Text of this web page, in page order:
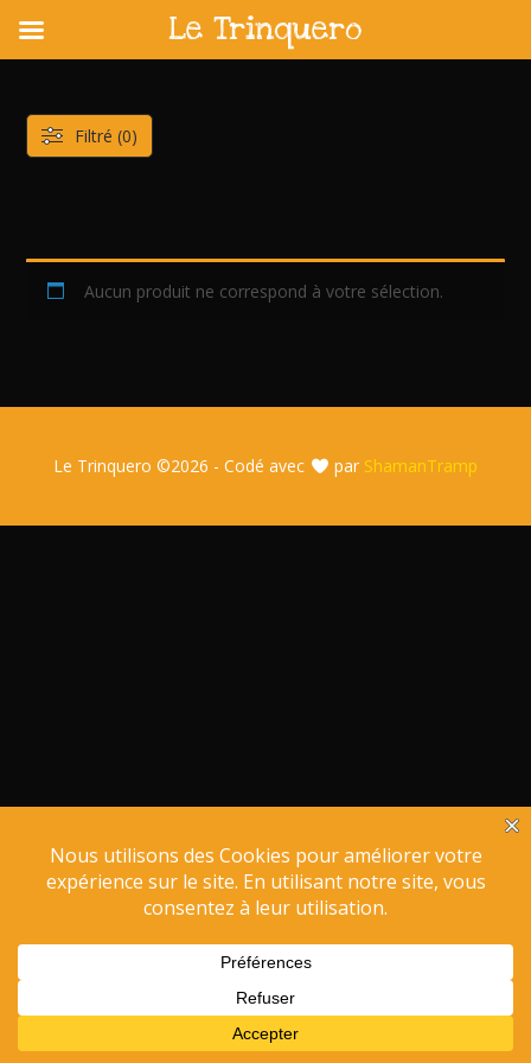
content
Aucun produit ne correspond à votre sélection.
Filtré (0)
Le Trinquero ©2026 - Codé avec par ShamanTramp
Le Trinquero